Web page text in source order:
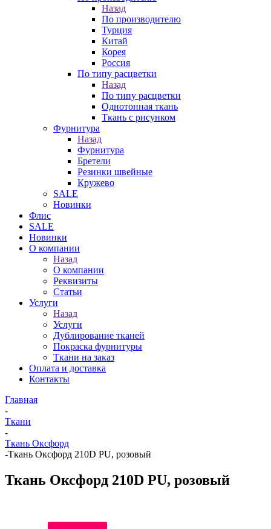
Назад
По производителю
Турция
Китай
Корея
Россия
По типу расцветки
Назад
По типу расцветки
Однотонная ткань
Ткань с рисунком
Фурнитура
Назад
Фурнитура
Бретели
Резинки швейные
Кружево
SALE
Новинки
Флис
SALE
Новинки
О компании
Назад
О компании
Реквизиты
Статьи
Услуги
Назад
Услуги
Дублирование тканей
Покраска фурнитуры
Ткани на заказ
Оплата и доставка
Контакты
Главная
-
Ткани
-
Ткань Оксфорд
-Ткань Оксфорд 210D PU, розовый
Ткань Оксфорд 210D PU, розовый